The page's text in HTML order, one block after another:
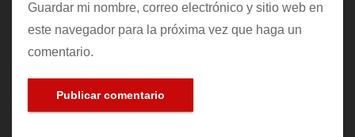
Guardar mi nombre, correo electrónico y sitio web en
este navegador para la próxima vez que haga un
comentario.